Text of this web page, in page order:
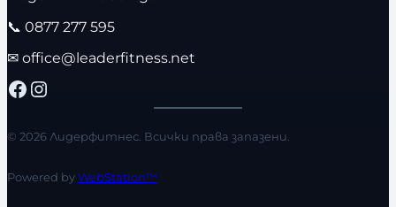
📞 0877 277 595
✉ office@leaderfitness.net
Facebook Instagram
© 2026 Лидерфитнес. Всички права запазени.
Powered byWebStation™